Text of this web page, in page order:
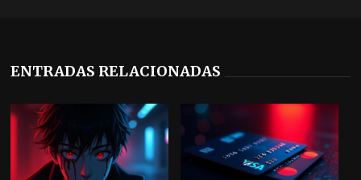
ENTRADAS RELACIONADAS